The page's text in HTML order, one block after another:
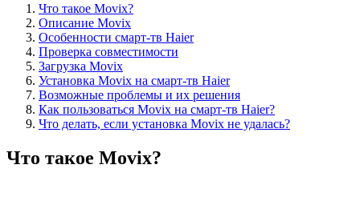
Что такое Movix?
Описание Movix
Особенности смарт-тв Haier
Проверка совместимости
Загрузка Movix
Установка Movix на смарт-тв Haier
Возможные проблемы и их решения
Как пользоваться Movix на смарт-тв Haier?
Что делать, если установка Movix не удалась?
Что такое Movix?